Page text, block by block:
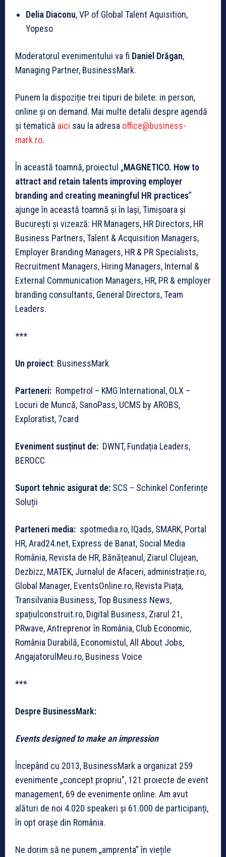
Delia Diaconu, VP of Global Talent Aquisition,
Yopeso
Moderatorul evenimentului va fi Daniel Drăgan,
Managing Partner, BusinessMark.
Punem la dispoziție trei tipuri de bilete: in person,
online și on demand. Mai multe detalii despre agendă
și tematică aici sau la adresa office@business-
mark.ro.
În această toamnă, proiectul „MAGNETICO. How to
attract and retain talents improving employer
branding and creating meaningful HR practices”
ajunge în această toamnă și în Iași, Timișoara și
București și vizează: HR Managers, HR Directors, HR
Business Partners, Talent & Acquisition Managers,
Employer Branding Managers, HR & PR Specialists,
Recruitment Managers, Hiring Managers, Internal &
External Communication Managers, HR, PR & employer
branding consultants, General Directors, Team
Leaders.
***
Un proiect: BusinessMark
Parteneri: Rompetrol – KMG International, OLX –
Locuri de Muncă, SanoPass, UCMS by AROBS,
Exploratist, 7card
Eveniment susținut de: DWNT, Fundația Leaders,
BEROCC
Suport tehnic asigurat de: SCS – Schinkel Conferințe
Soluții
Parteneri media: spotmedia.ro, IQads, SMARK, Portal
HR, Arad24.net, Express de Banat, Social Media
România, Revista de HR, Bănățeanul, Ziarul Clujean,
Dezbizz, MATEK, Jurnalul de Afaceri, administrație.ro,
Global Manager, EventsOnline.ro, Revista Piața,
Transilvania Business, Top Business News,
spațiulconstruit.ro, Digital Business, Ziarul 21,
PRwave, Antreprenor în România, Club Economic,
România Durabilă, Economistul, All About Jobs,
AngajatorulMeu.ro, Business Voice
***
Despre BusinessMark:
Events designed to make an impression
Începând cu 2013, BusinessMark a organizat 259
evenimente „concept propriu”, 121 proiecte de event
management, 69 de evenimente online. Am avut
alături de noi 4.020 speakeri și 61.000 de participanți,
în opt orașe din România.
Ne dorim să ne punem „amprenta” în viețile